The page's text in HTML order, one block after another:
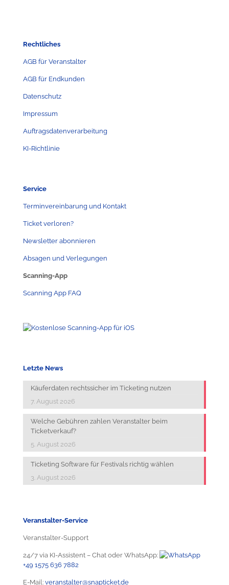
Rechtliches
AGB für Veranstalter
AGB für Endkunden
Datenschutz
Impressum
Auftragsdatenverarbeitung
KI-Richtlinie
Service
Terminvereinbarung und Kontakt
Ticket verloren?
Newsletter abonnieren
Absagen und Verlegungen
Scanning-App
Scanning App FAQ
Letzte News
Käuferdaten rechtssicher im Ticketing nutzen
7. August 2026
Welche Gebühren zahlen Veranstalter beim
Ticketverkauf?
5. August 2026
Ticketing Software für Festivals richtig wählen
3. August 2026
Veranstalter-Service
Veranstalter-Support
24/7 via KI-Assistent – Chat oder WhatsApp:
+49 1575 636 7882
E-Mail: veranstalter@snapticket.de